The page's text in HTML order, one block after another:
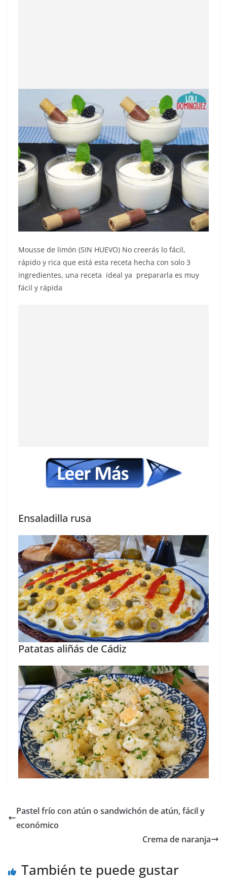
Mousse de limón (SIN HUEVO) No creerás lo fácil,
rápido y rica que está esta receta hecha con solo 3
ingredientes, una receta ideal ya prepararla es muy
fácil y rápida
Ensaladilla rusa
Patatas aliñás de Cádiz
Pastel frío con atún o sandwichón de atún, fácil y
económico
Crema de naranja
También te puede gustar